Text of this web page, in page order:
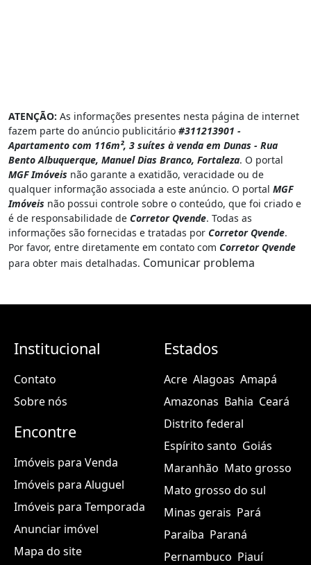
ATENÇÃO: As informações presentes nesta página de internet
fazem parte do anúncio publicitário #311213901 -
Apartamento com 116m², 3 suítes à venda em Dunas - Rua
Bento Albuquerque, Manuel Dias Branco, Fortaleza. O portal
MGF Imóveis não garante a exatidão, veracidade ou de
qualquer informação associada a este anúncio. O portal MGF
Imóveis não possui controle sobre o conteúdo, que foi criado e
é de responsabilidade de Corretor Qvende. Todas as
informações são fornecidas e tratadas por Corretor Qvende.
Por favor, entre diretamente em contato com Corretor Qvende
para obter mais detalhadas. Comunicar problema
Institucional
Contato
Sobre nós
Encontre
Imóveis para Venda
Imóveis para Aluguel
Imóveis para Temporada
Anunciar imóvel
Mapa do site
Estados
Acre Alagoas Amapá
Amazonas Bahia Ceará
Distrito federal
Espírito santo Goiás
Maranhão Mato grosso
Mato grosso do sul
Minas gerais Pará
Paraíba Paraná
Pernambuco Piauí